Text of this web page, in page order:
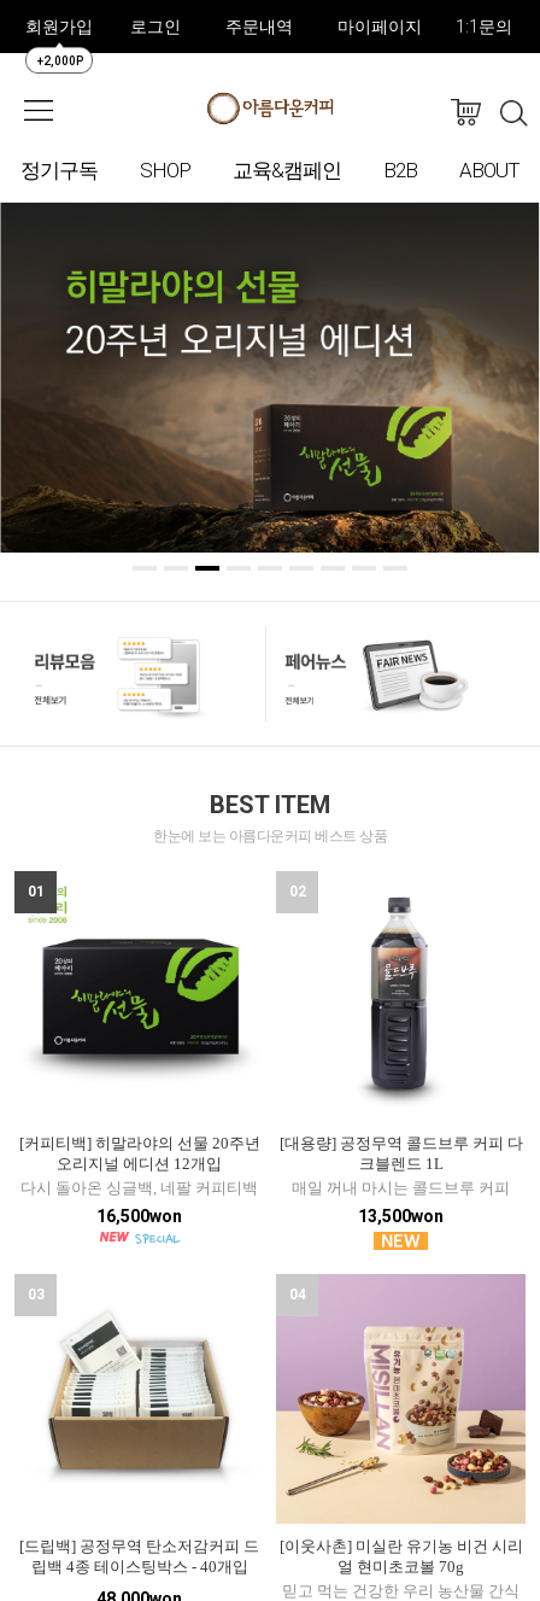
회원가입
+2,000P
로그인 주문내역 마이페이지 1:1문의
정기구독 SHOP 교육&캠페인 B2B ABOUT
BEST ITEM
한눈에 보는 아름다운커피 베스트 상품
01
[커피티백] 히말라야의 선물 20주년
오리지널 에디션 12개입
다시 돌아온 싱글백, 네팔 커피티백
16,500won
02
[대용량] 공정무역 콜드브루 커피 다
크블렌드 1L
매일 꺼내 마시는 콜드브루 커피
13,500won
03
[드립백] 공정무역 탄소저감커피 드
립백 4종 테이스팅박스 - 40개입
04
[이웃사촌] 미실란 유기농 비건 시리
얼 현미초코볼 70g
믿고 먹는 건강한 우리 농산물 간식